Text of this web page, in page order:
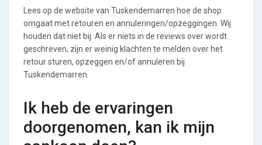
Lees op de website van Tuskendemarren hoe de shop
omgaat met retouren en annuleringen/opzeggingen. Wij
houden dat niet bij. Als er niets in de reviews over wordt
geschreven, zijn er weinig klachten te melden over het
retour sturen, opzeggen en/of annuleren bij
Tuskendemarren.
Ik heb de ervaringen
doorgenomen, kan ik mijn